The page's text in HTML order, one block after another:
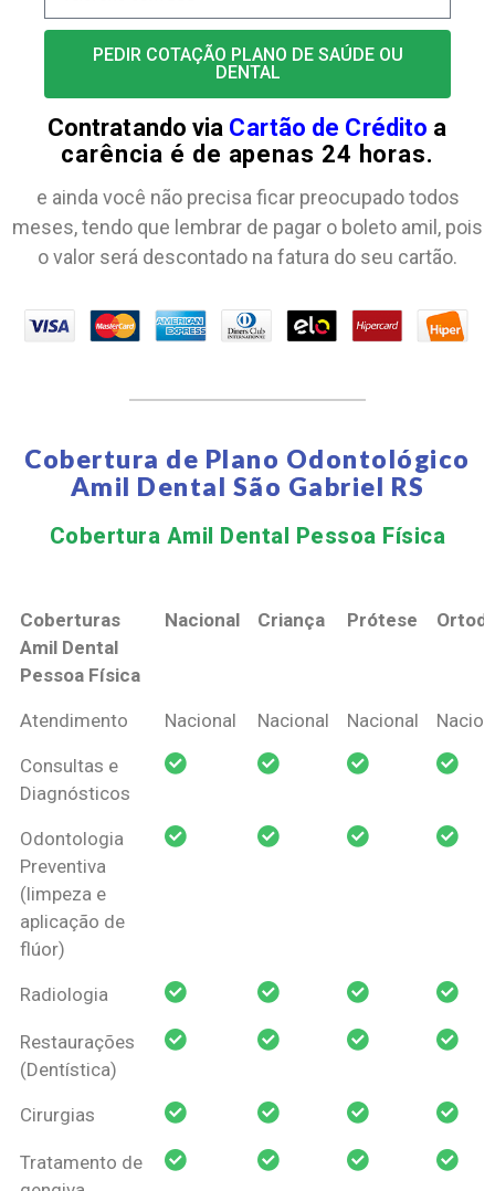
PEDIR COTAÇÃO PLANO DE SAÚDE OU
DENTAL
Contratando via Cartão de Crédito a
carência é de apenas 24 horas.
e ainda você não precisa ficar preocupado todos
meses, tendo que lembrar de pagar o boleto amil, pois
o valor será descontado na fatura do seu cartão.
Cobertura de Plano Odontológico
Amil Dental São Gabriel RS
Cobertura Amil Dental Pessoa Física​
Coberturas
Amil Dental
Pessoa Física
Nacional Criança Prótese
Coberturas
Pessoa Física
Nacional Criança Prótese
Atendimento Nacional Nacional Nacional
Consultas e
Diagnósticos
Odontologia
Preventiva
(limpeza e
aplicação de
flúor)
Radiologia
Restaurações
(Dentística)
Cirurgias
Tratamento de